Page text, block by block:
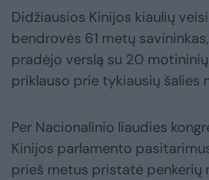
Didžiausios Kinijos kiaulių
bendrovės 61 metų
pradėjo verslą su 20
priklauso prie tykiausių šalies
Per Nacionalinio liaudies
Kinijos parlamento
prieš metus pristatė penkerių